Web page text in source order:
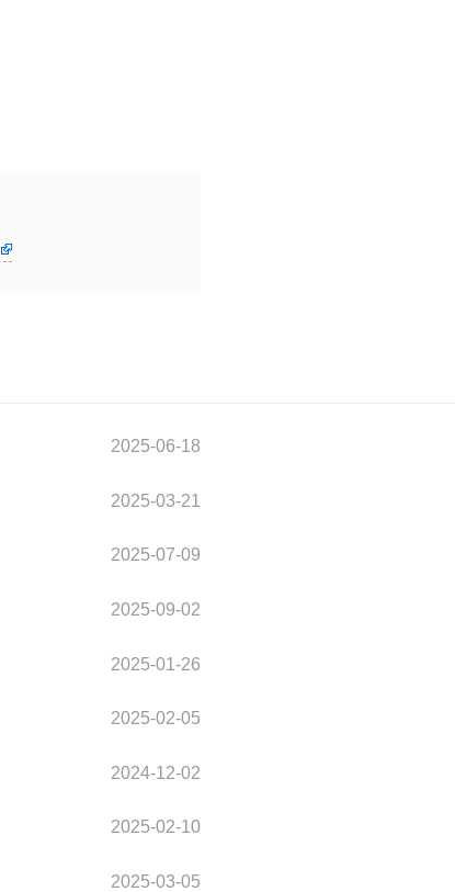
2025-06-18
2025-03-21
2025-07-09
2025-09-02
2025-01-26
2025-02-05
2024-12-02
2025-02-10
2025-03-05